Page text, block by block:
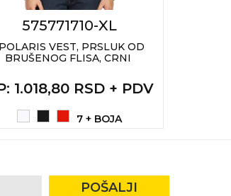
575771710-XL
POLARIS VEST, PRSLUK OD
BRUŠENOG FLISA, CRNI
: 1.018,80 RSD + PDV
7 + BOJA
POŠALJI